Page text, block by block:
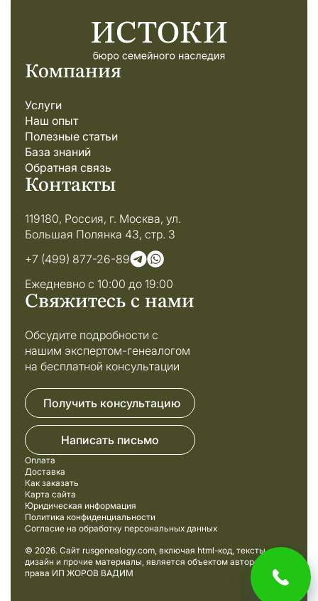
Компания
Услуги
Наш опыт
Полезные статьи
База знаний
Обратная связь
Контакты
119180, Россия, г. Москва, ул.
Большая Полянка 43, стр. 3
+7 (499) 877-26-89
Ежедневно с 10:00 до 19:00
Свяжитесь с нами
Обсудите подробности с
нашим экспертом-генеалогом
на бесплатной консультации
Получить консультацию
Написать письмо
Оплата
Доставка
Как заказать
Карта сайта
Юридическая информация
Политика конфиденциальности
Согласие на обработку персональных данных
© 2026. Сайт rusgenealogy.com, включая html-код, тексты,
дизайн и прочие материалы, является объектом авторского
права ИП ЖОРОВ ВАДИМ